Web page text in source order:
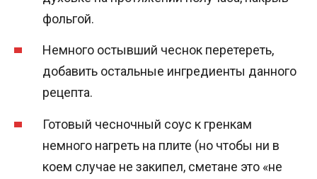
фольгой.
Немного остывший чеснок перетереть,
добавить остальные ингредиенты данного
рецепта.
Готовый чесночный соус к гренкам
немного нагреть на плите (но чтобы ни в
коем случае не закипел, сметане это «не